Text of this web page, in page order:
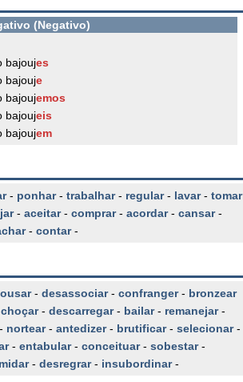
(Negativo)
bajoujes
bajouje
bajoujemos
bajoujeis
bajoujem
- ponhar- trabalhar- regular- lavar- tomar
- aceitar- comprar- acordar- cansar-
- contar-
- desassociar- confranger- bronzear
- descarregar- bailar- remanejar-
nortear- antedizer- brutificar- selecionar-
- entabular- conceituar- sobestar-
- desregrar- insubordinar-